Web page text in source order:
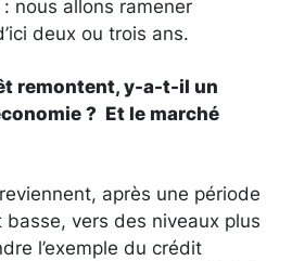
nous allons ramener
deux ou trois ans.
remontent, y-a-t-il un
? Et le marché
après une période
vers des niveaux plus
l’exemple du crédit